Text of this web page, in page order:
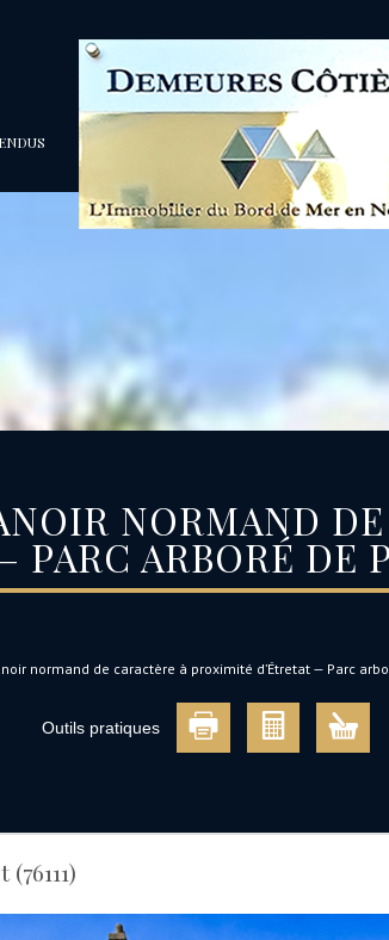
PARC ARBORÉ DE
normand de caractère à proximité d’Étretat — Parc
Outils pratiques